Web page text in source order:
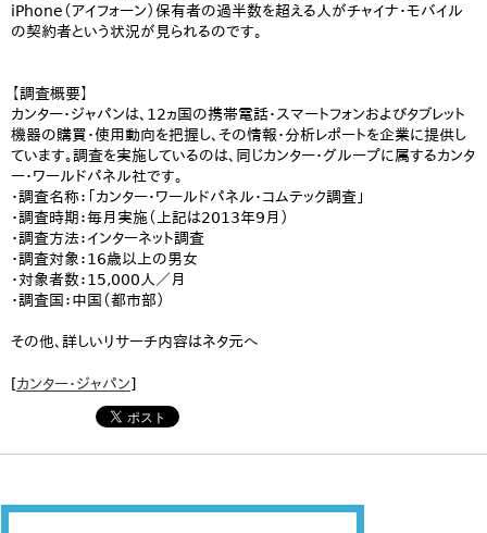
iPhone（アイフォーン）保有者の過半数を超える人がチャイナ・モバイル
の契約者という状況が見られるのです。
【調査概要】
カンター・ジャパンは、12ヵ国の携帯電話・スマートフォンおよびタブレット
機器の購買・使用動向を把握し、その情報・分析レポートを企業に提供し
ています。調査を実施しているのは、同じカンター・グループに属するカンタ
ー・ワールドパネル社です。
・調査名称：「カンター・ワールドパネル・コムテック調査」
・調査時期：毎月実施（上記は2013年9月）
・調査方法：インターネット調査
・調査対象：16歳以上の男女
・対象者数：15,000人／月
・調査国：中国（都市部）
その他、詳しいリサーチ内容はネタ元へ
[カンター・ジャパン]